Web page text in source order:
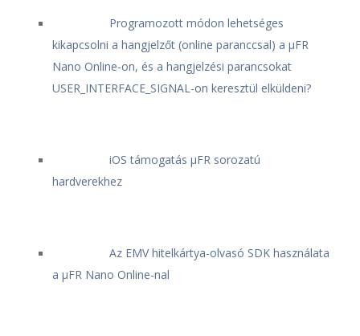
Programozott módon lehetséges
kikapcsolni a hangjelzőt (online paranccsal) a μFR
Nano Online-on, és a hangjelzési parancsokat
USER_INTERFACE_SIGNAL-on keresztül elküldeni?
iOS támogatás μFR sorozatú
hardverekhez
Az EMV hitelkártya-olvasó SDK használata
a μFR Nano Online-nal